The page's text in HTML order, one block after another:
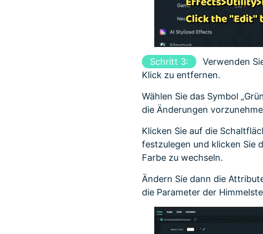
Schritt 3:
Verwenden
Klick zu entfernen.
Wählen Sie das Symbol
die Änderungen
Klicken Sie auf die
festzulegen und klicken Sie
Farbe zu wechseln.
Ändern Sie dann die
die Parameter der